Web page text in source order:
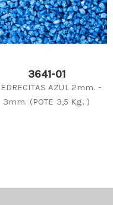
3641-01
AZUL 2mm. -
3mm. (POTE 3,5 Kg. )